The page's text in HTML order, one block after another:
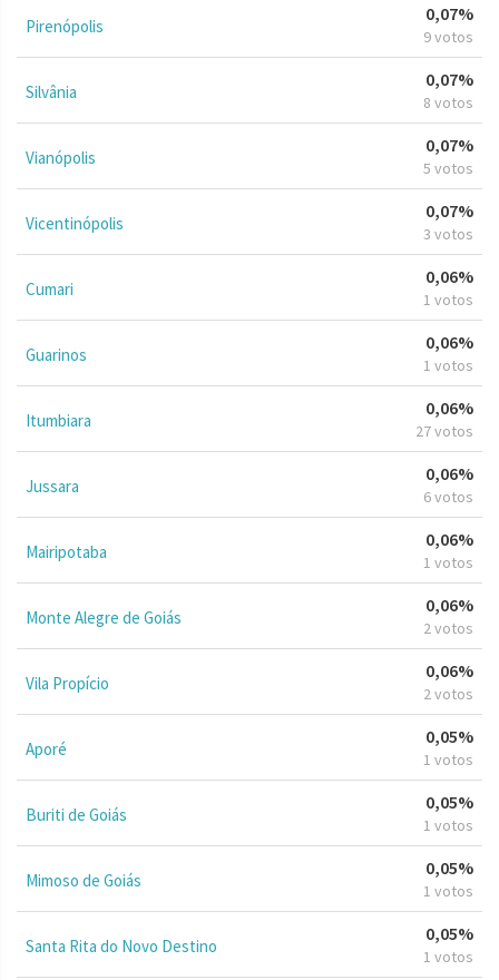
Pirenópolis
0,07%
9 votos
Silvânia
0,07%
8 votos
Vianópolis
0,07%
5 votos
Vicentinópolis
0,07%
3 votos
Cumari
0,06%
1 votos
Guarinos
0,06%
1 votos
Itumbiara
0,06%
27 votos
Jussara
0,06%
6 votos
Mairipotaba
0,06%
1 votos
Monte Alegre de Goiás
0,06%
2 votos
Vila Propício
0,06%
2 votos
Aporé
0,05%
1 votos
Buriti de Goiás
0,05%
1 votos
Mimoso de Goiás
0,05%
1 votos
Santa Rita do Novo Destino
0,05%
1 votos